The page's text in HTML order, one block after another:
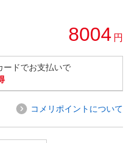
8004 円
ードでお支払いで
コメリポイントについて